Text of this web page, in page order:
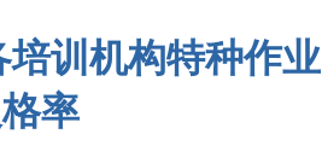
培训机构特种作业
率